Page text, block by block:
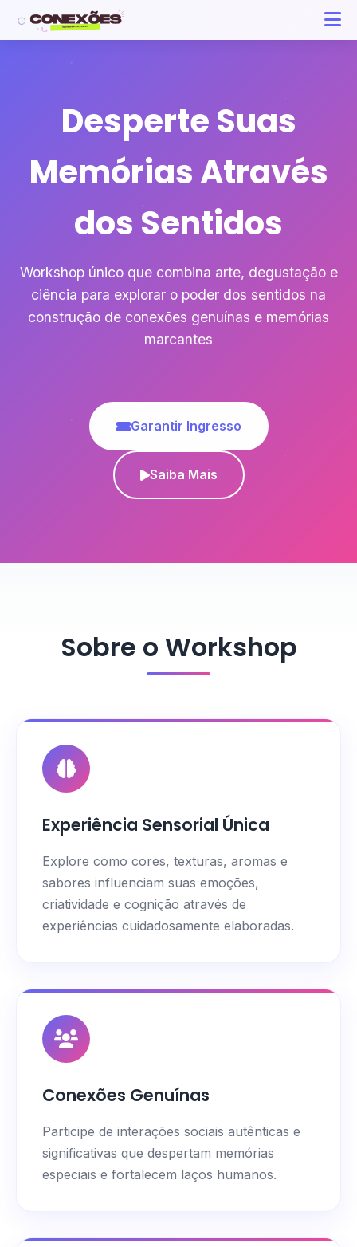
Desperte Suas
Memórias Através
dos Sentidos
Workshop único que combina arte, degustação e
ciência para explorar o poder dos sentidos na
construção de conexões genuínas e memórias
marcantes
Garantir Ingresso
Saiba Mais
Sobre o Workshop
Experiência Sensorial Única
Explore como cores, texturas, aromas e
sabores influenciam suas emoções,
criatividade e cognição através de
experiências cuidadosamente elaboradas.
Conexões Genuínas
Participe de interações sociais autênticas e
significativas que despertam memórias
especiais e fortalecem laços humanos.